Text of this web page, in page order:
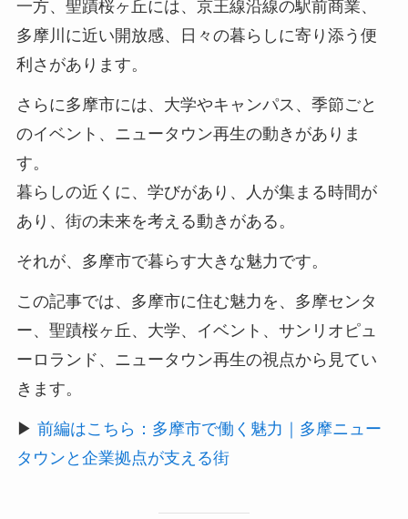
一方、聖蹟桜ヶ丘には、京王線沿線の駅前商業、
多摩川に近い開放感、日々の暮らしに寄り添う便
利さがあります。
さらに多摩市には、大学やキャンパス、季節ごと
のイベント、ニュータウン再生の動きがありま
す。
暮らしの近くに、学びがあり、人が集まる時間が
あり、街の未来を考える動きがある。
それが、多摩市で暮らす大きな魅力です。
この記事では、多摩市に住む魅力を、多摩センタ
ー、聖蹟桜ヶ丘、大学、イベント、サンリオピュ
ーロランド、ニュータウン再生の視点から見てい
きます。
▶ 前編はこちら：多摩市で働く魅力｜多摩ニュー
タウンと企業拠点が支える街